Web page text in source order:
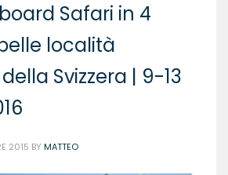
Safari in 4
località
Svizzera | 9-13
2015 BY MATTEO